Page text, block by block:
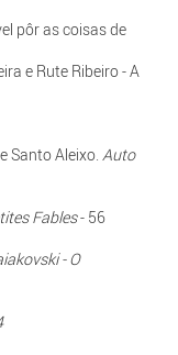
pôr as coisas de
e Rute Ribeiro - A
Santo Aleixo. Auto
Fables- 56
- O